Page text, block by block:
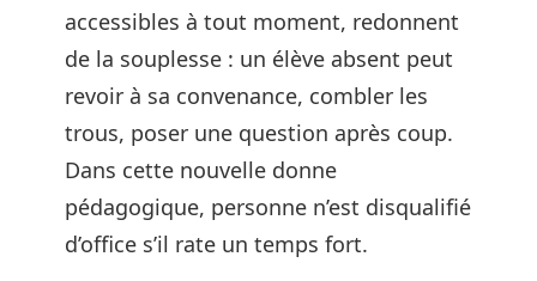
accessibles à tout moment, redonnent
de la souplesse : un élève absent peut
revoir à sa convenance, combler les
trous, poser une question après coup.
Dans cette nouvelle donne
pédagogique, personne n’est disqualifié
d’office s’il rate un temps fort.